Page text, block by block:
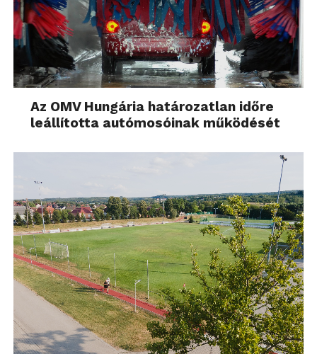
Az OMV Hungária határozatlan időre
leállította autómosóinak működését